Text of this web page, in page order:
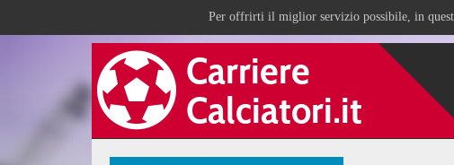
Per offrirti il miglior servizio possibile, in